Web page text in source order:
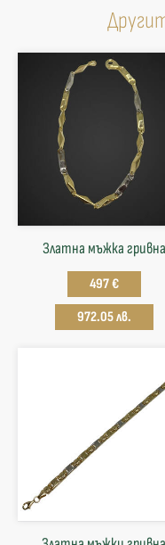
Златна мъжка гривна
497 €
972.05 лв.